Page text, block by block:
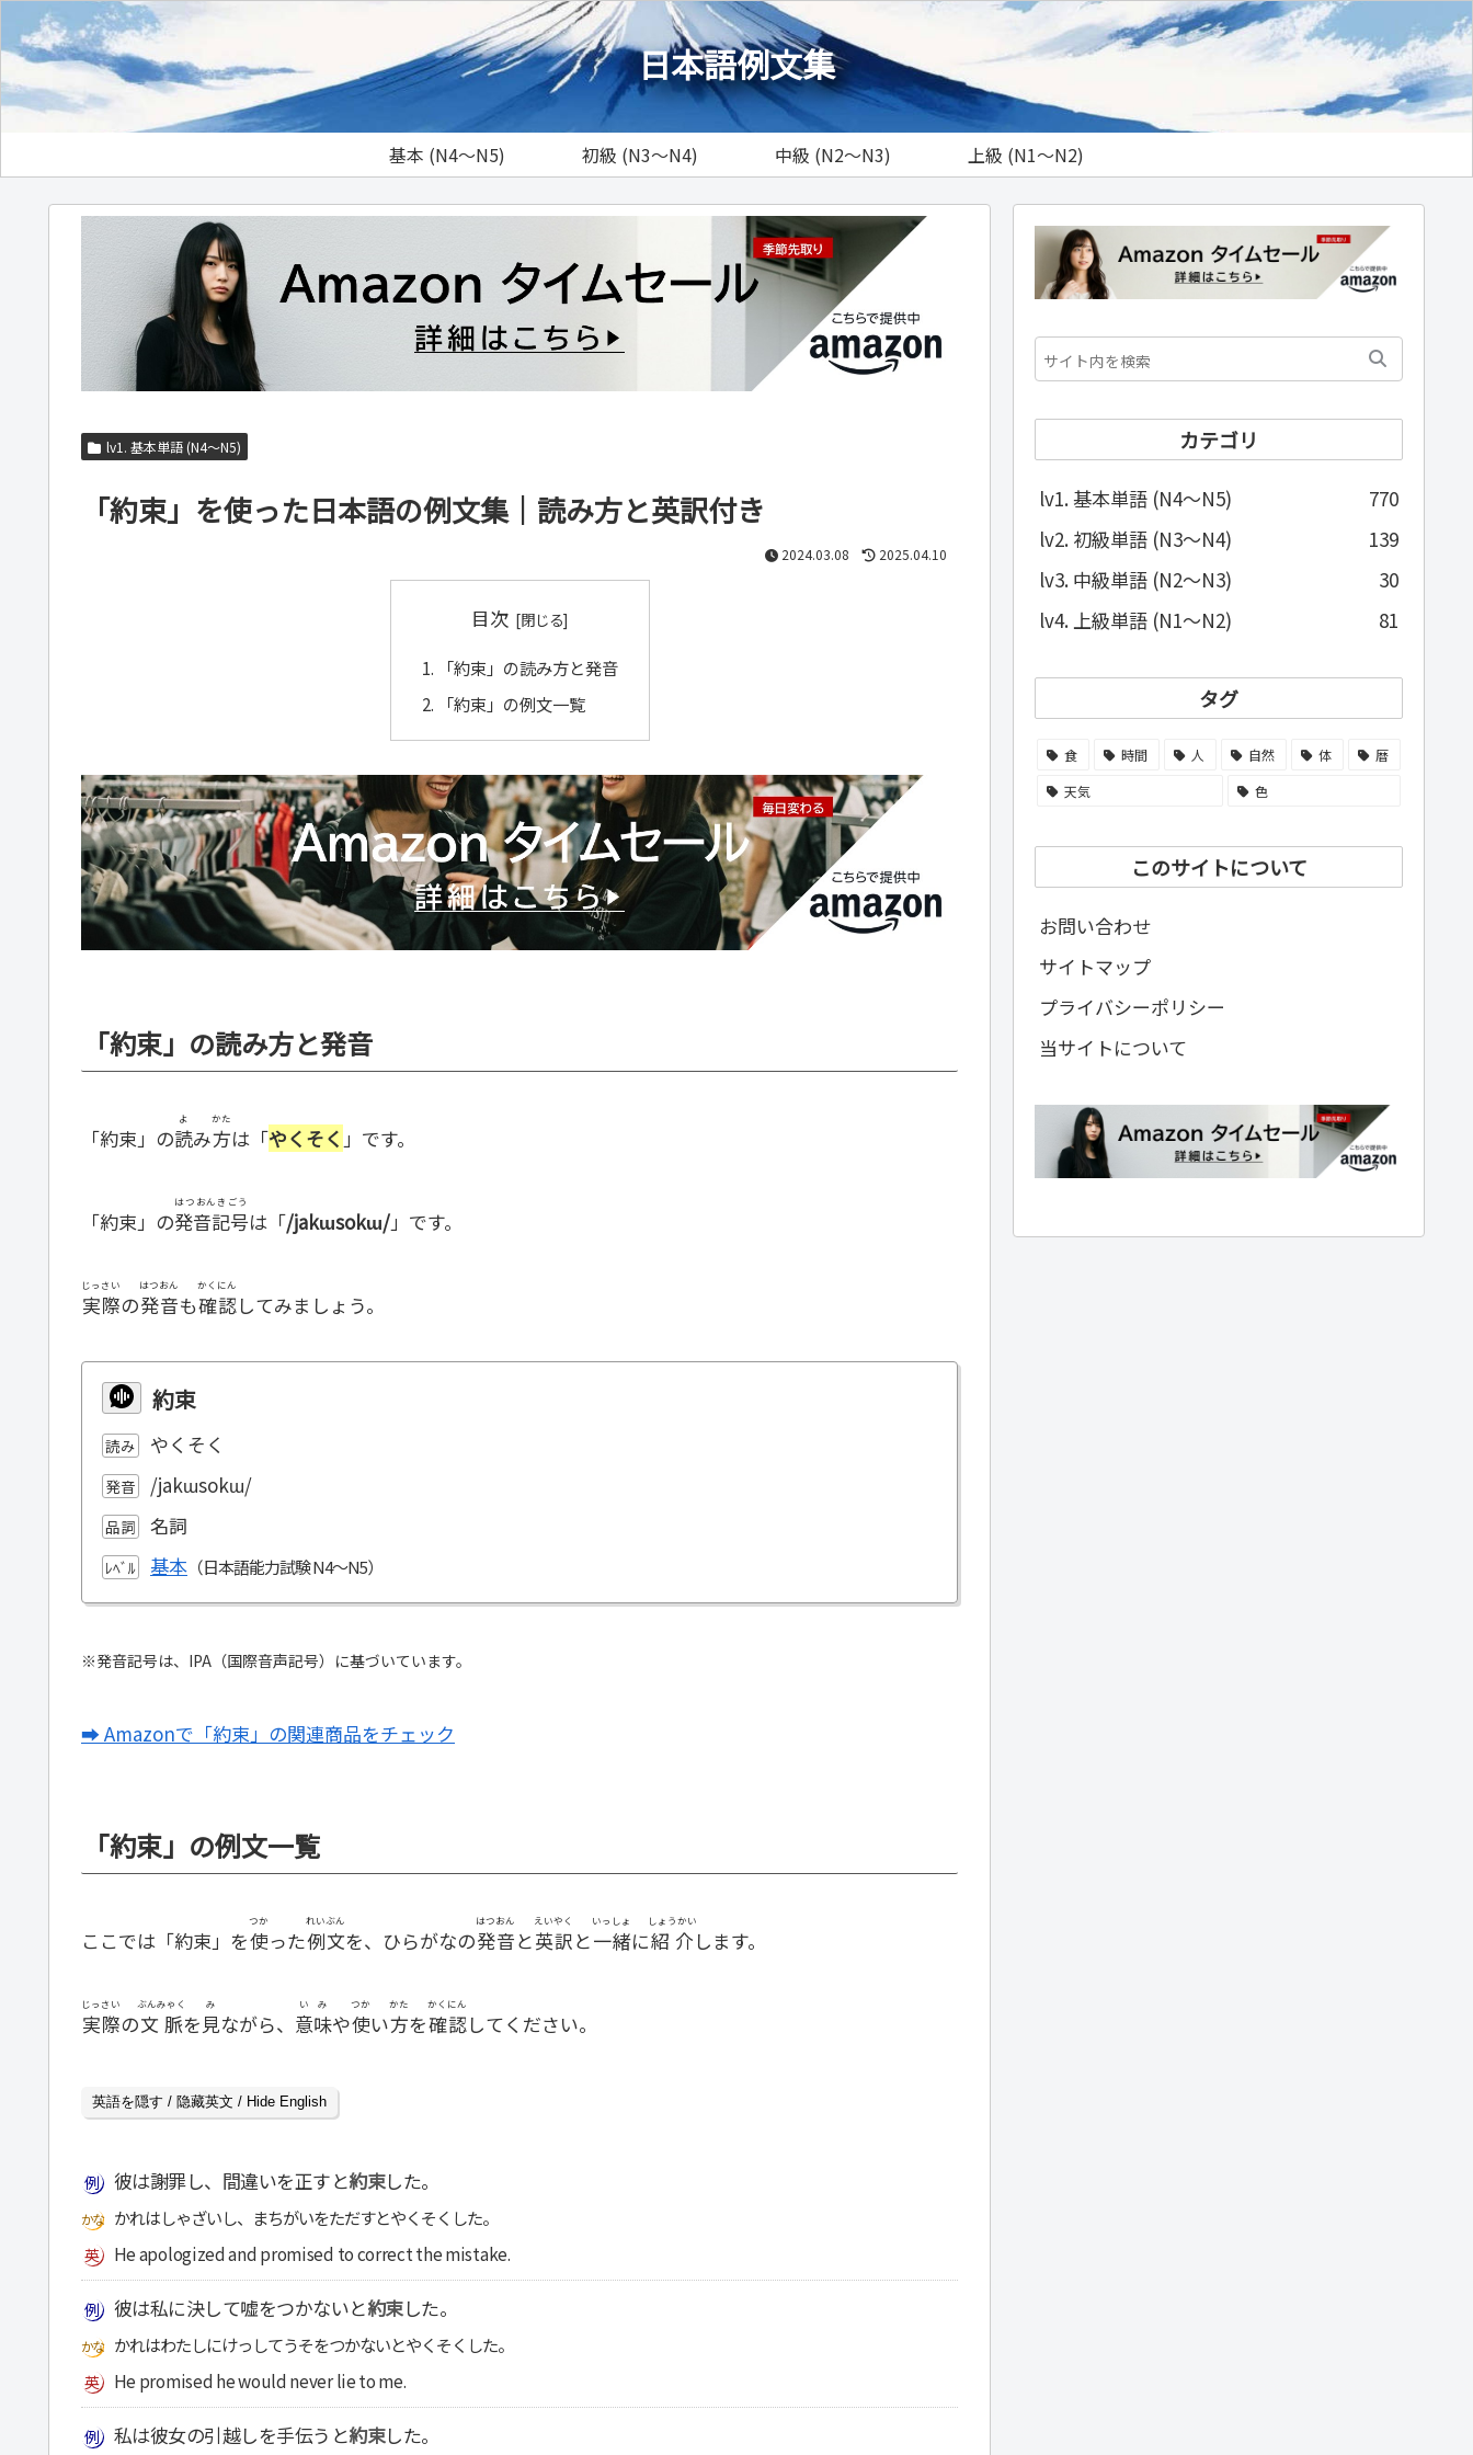
日本語例文集
基本 (N4～N5) 初級 (N3～N4) 中級 (N2～N3) 上級 (N1～N2)
lv1. 基本単語 (N4～N5)
「約束」を使った日本語の例文集｜読み方と英訳付き
2024.03.08 2025.04.10
目次
「約束」の読み方と発音
「約束」の例文一覧
「約束」の読み方と発音
「約束」の読
よ
み方
かた
は「やくそく 」です。
「約束」の発音記号
はつおんきごう
は「/jakɯsokɯ/」です。
実際
じっさい
の発音
はつおん
も確認
かくにん
してみましょう。
約束
読み やくそく
発音 /jakɯsokɯ/
品詞 名詞
ﾚﾍﾞﾙ 基本
※発音記号は、IPA（国際音声記号）に基づいています。
➡ Amazonで「約束」の関連商品をチェック
「約束」の例文一覧
ここでは「約束」を使
つか
った例文
れいぶん
を、ひらがなの発音
はつおん
と英訳
えいやく
と一緒
いっしょ
に紹介
しょうかい
します。
実際
じっさい
の文脈
ぶんみゃく
を 見
み
ながら、 意味
いみ
や使
つか
い方
かた
を確認
かくにん
してください。
英語を隠す / 隐藏英文 / Hide English
彼は謝罪し、間違いを正すと約束した。
かれはしゃざいし、まちがいをただすとやくそくした。
He apologized and promised to correct the mistake.
彼は私に決して嘘をつかないと約束した。
かれはわたしにけっしてうそをつかないとやくそくした。
He promised he would never lie to me.
私は彼女の引越しを手伝うと約束した。
カテゴリ
lv1. 基本単語 (N4～N5)
770
lv2. 初級単語 (N3～N4)
139
lv3. 中級単語 (N2～N3)
30
lv4. 上級単語 (N1～N2)
81
タグ
食 時間 人 自然 体
暦
天気
色
このサイトについて
お問い合わせ
サイトマップ
プライバシーポリシー
当サイトについて